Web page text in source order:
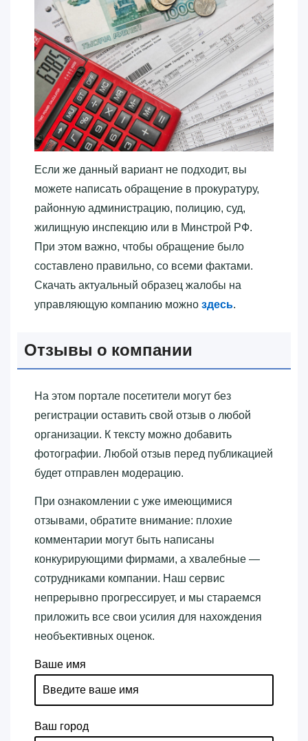
Если же данный вариант не подходит, вы
можете написать обращение в прокуратуру,
районную администрацию, полицию, суд,
жилищную инспекцию или в Минстрой РФ.
При этом важно, чтобы обращение было
составлено правильно, со всеми фактами.
Скачать актуальный образец жалобы на
управляющую компанию можно здесь.
Отзывы о компании
На этом портале посетители могут без
регистрации оставить свой отзыв о любой
организации. К тексту можно добавить
фотографии. Любой отзыв перед публикацией
будет отправлен модерацию.
При ознакомлении с уже имеющимися
отзывами, обратите внимание: плохие
комментарии могут быть написаны
конкурирующими фирмами, а хвалебные —
сотрудниками компании. Наш сервис
непрерывно прогрессирует, и мы стараемся
приложить все свои усилия для нахождения
необъективных оценок.
Ваше имя
Ваш город